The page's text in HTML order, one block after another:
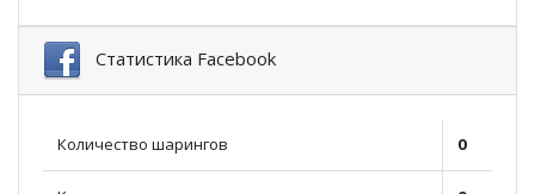
Статистика Facebook
Количество шарингов 0